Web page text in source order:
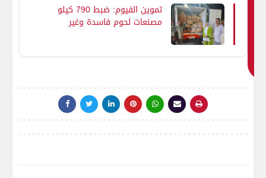
الحامولي تموين الفيوم: ضبط 790 كيلو
مصنعات لحوم فاسدة وغير